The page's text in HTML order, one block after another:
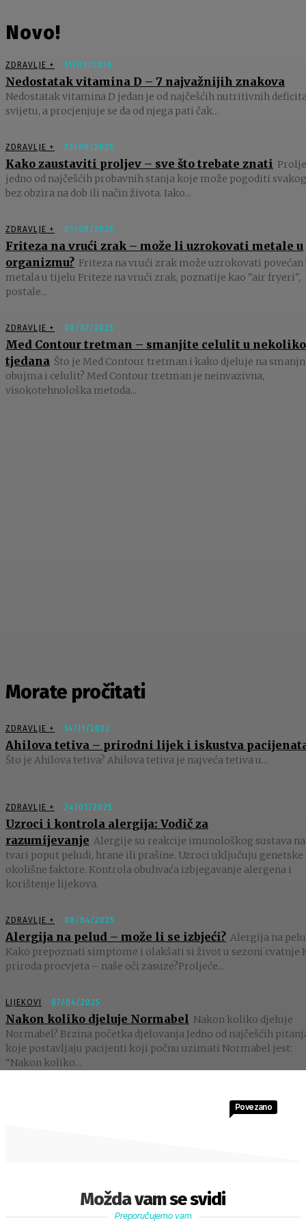
Novo!
ZDRAVLJE + 11/03/2026
Nedostatak vitamina D – 7 najvažnijih znakova
Nedostatak vitamina D jedan je od najčešćih nutritivnih
svijetu, a procjenjuje se da od njega pati čak...
ZDRAVLJE + 23/09/2025
Kako zaustaviti proljev – sve što trebate znati
jedno od najčešćih probavnih stanja koje može pogoditi
bez obzira na dob ili način života. Iako...
ZDRAVLJE + 01/08/2025
Friteza na vrući zrak – može li uzrokovati metale u
organizmu? Friteza na vrući zrak može uzrokovati
metala u tijelu Friteze na vrući zrak, poznatije kao "air fryeri",
postale...
ZDRAVLJE + 09/07/2025
Med Contour tretman – smanjite celulit u nekoliko
tjedana Što je Med Contour tretman i kako djeluje na
obujma i celulit? Med Contour tretman je neinvazivna,
visokotehnološka metoda...
Morate pročitati
ZDRAVLJE + 14/11/2023
Ahilova tetiva – prirodni lijek i iskustva
Što je Ahilova tetiva? Ahilova tetiva je najveća tetiva u...
ZDRAVLJE + 24/01/2025
Uzroci i kontrola alergija: Vodič za
razumijevanje Alergije su reakcije imunološkog sustava na
tvari poput peludi, hrane ili prašine. Uzroci uključuju genetske
okolišne faktore. Kontrola obuhvaća izbjegavanje alergena i
korištenje lijekova.
ZDRAVLJE + 08/04/2025
Alergija na pelud – može li se izbjeći? Alergija na
Kako prepoznati simptome i olakšati si život u sezoni cvatnje
priroda procvjeta – naše oči zasuze?Proljeće...
LIJEKOVI 07/04/2025
Nakon koliko djeluje Normabel Nakon koliko djeluje
Normabel? Brzina početka djelovanja Jedno od najčešćih
koje postavljaju pacijenti koji počnu uzimati Normabel jest:
“Nakon koliko...
Možda vam se svidi
Povezano
Preporučujemo vam